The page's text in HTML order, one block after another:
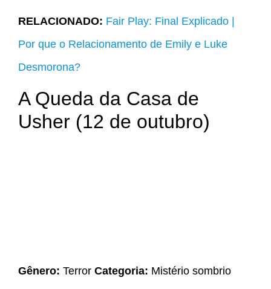
RELACIONADO: Fair Play: Final Explicado |
Por que o Relacionamento de Emily e Luke
Desmorona?
A Queda da Casa de
Usher (12 de outubro)
Gênero: Terror Categoria: Mistério sombrio